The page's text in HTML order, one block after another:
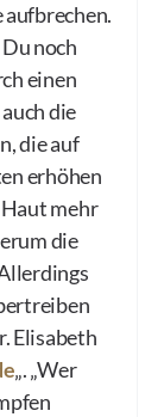
aufbrechen.
noch
einen
die
die auf
erhöhen
mehr
die
Elisabeth
„. „Wer